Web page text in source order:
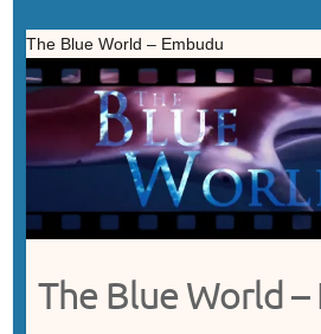
The Blue World – Embudu
The Blue World